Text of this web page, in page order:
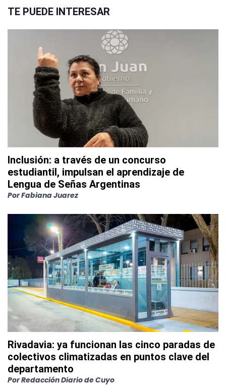
TE PUEDE INTERESAR
Inclusión: a través de un concurso
estudiantil, impulsan el aprendizaje de
Lengua de Señas Argentinas
PorFabiana Juarez
Rivadavia: ya funcionan las cinco paradas de
colectivos climatizadas en puntos clave del
departamento
PorRedacción Diario de Cuyo